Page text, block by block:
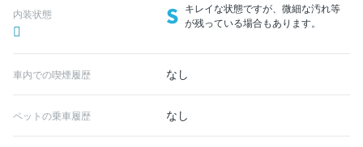
内装状態 S キレイな状態ですが、微細な汚れ等
が残っている場合もあります。
車内での喫煙履歴 なし
ペットの乗車履歴 なし